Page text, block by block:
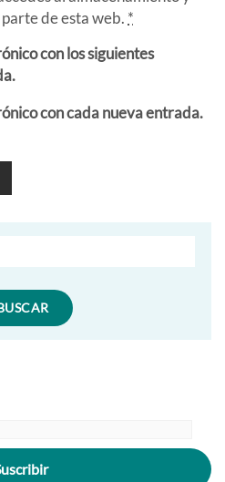
de esta web. *
con los siguientes
con cada nueva entrada.